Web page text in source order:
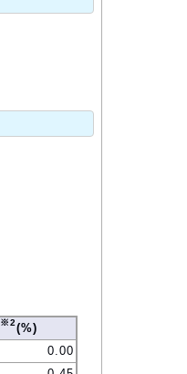
※2(%)
0.00